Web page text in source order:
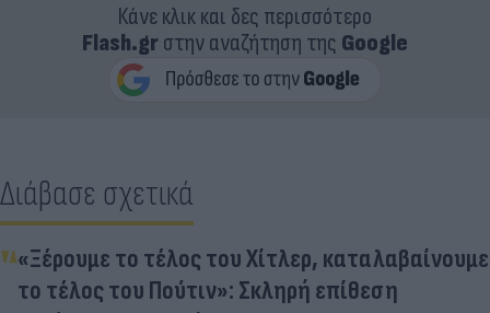
Κάνε κλικ και δες περισσότερο
Flash.grστην αναζήτηση της Google
Διάβασε σχετικά
«Ξέρουμε το τέλος του Χίτλερ, καταλαβαίνουμε
το τέλος του Πούτιν»: Σκληρή επίθεση